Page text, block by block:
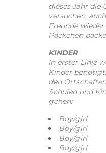
dieses Jahr die
versuchen,
Freunde
Päckchen
KINDER
In erster Linie
Kinder
den
Schulen und
gehen:
Boy/girl
Boy/girl
Boy/girl
Boy/girl